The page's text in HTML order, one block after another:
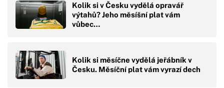
Kolik si v Česku vydělá opravář
výtahů? Jeho měsíšní plat vám
vůbec…
Kolik si měsíčne vydělá jeřábník v
Česku. Měsíční plat vám vyrazí dech